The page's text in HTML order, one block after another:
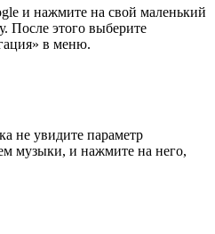
и нажмите на свой маленький
После этого выберите
в меню.
не увидите параметр
музыки, и нажмите на него,